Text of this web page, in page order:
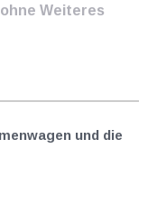
Weiteres
und die